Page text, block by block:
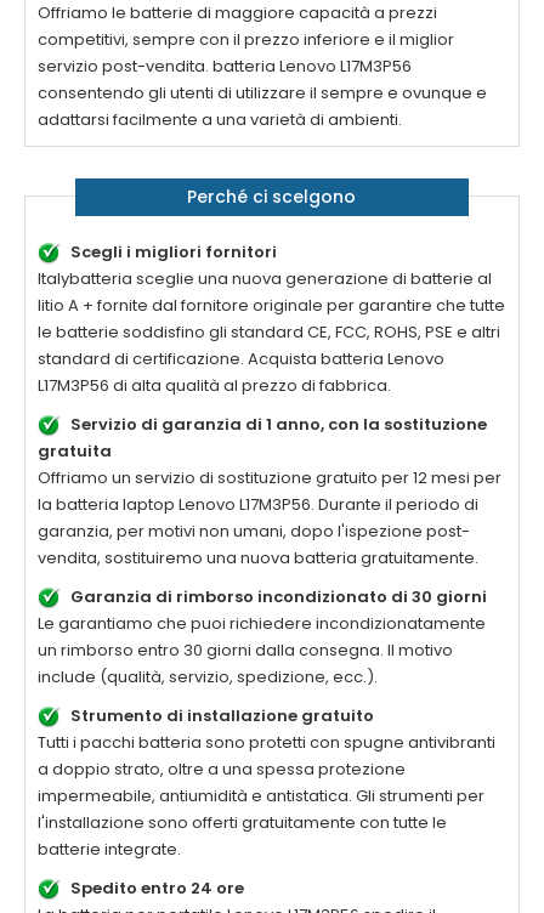
Offriamo le batterie di maggiore capacità a prezzi
competitivi, sempre con il prezzo inferiore e il miglior
servizio post-vendita. batteria Lenovo L17M3P56
consentendo gli utenti di utilizzare il sempre e ovunque e
adattarsi facilmente a una varietà di ambienti.
Perché ci scelgono
Scegli i migliori fornitori
Italybatteria sceglie una nuova generazione di batterie al
litio A + fornite dal fornitore originale per garantire che tutte
le batterie soddisfino gli standard CE, FCC, ROHS, PSE e altri
standard di certificazione. Acquista batteria Lenovo
L17M3P56 di alta qualità al prezzo di fabbrica.
Servizio di garanzia di 1 anno, con la sostituzione
gratuita
Offriamo un servizio di sostituzione gratuito per 12 mesi per
la batteria laptop Lenovo L17M3P56. Durante il periodo di
garanzia, per motivi non umani, dopo l'ispezione post-
vendita, sostituiremo una nuova batteria gratuitamente.
Garanzia di rimborso incondizionato di 30 giorni
Le garantiamo che puoi richiedere incondizionatamente
un rimborso entro 30 giorni dalla consegna. Il motivo
include (qualità, servizio, spedizione, ecc.).
Strumento di installazione gratuito
Tutti i pacchi batteria sono protetti con spugne antivibranti
a doppio strato, oltre a una spessa protezione
impermeabile, antiumidità e antistatica. Gli strumenti per
l'installazione sono offerti gratuitamente con tutte le
batterie integrate.
Spedito entro 24 ore